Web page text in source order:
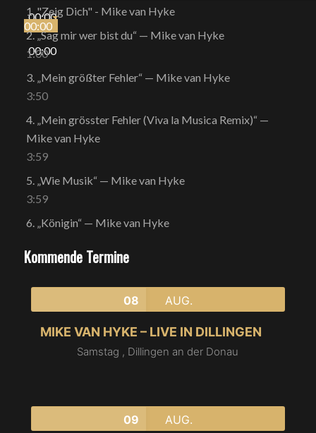
00:00
00:00
00:00
1."Zeig Dich" - Mike van Hyke
2.„Sag mir wer bist du“ — Mike van Hyke
1:00
3. „Mein größter Fehler“ — Mike van Hyke
3:50
4. „Mein grösster Fehler (Viva la Musica Remix)“ —
Mike van Hyke
3:59
5. „Wie Musik“ — Mike van Hyke
3:59
6. „Königin“ — Mike van Hyke
Kommende Termine
08 AUG.
MIKE VAN HYKE – LIVE IN DILLINGEN
Samstag , Dillingen an der Donau
09 AUG.